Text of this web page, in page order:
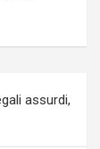
assurdi,